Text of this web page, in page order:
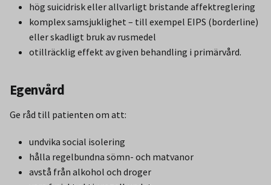
hög suicidrisk eller allvarligt bristande affektreglering
komplex samsjuklighet – till exempel EIPS (borderline)
eller skadligt bruk av rusmedel
otillräcklig effekt av given behandling i primärvård.
Egenvård
Ge råd till patienten om att:
undvika social isolering
hålla regelbundna sömn- och matvanor
avstå från alkohol och droger